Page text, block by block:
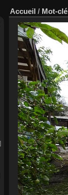
Accueil / Mot-clé